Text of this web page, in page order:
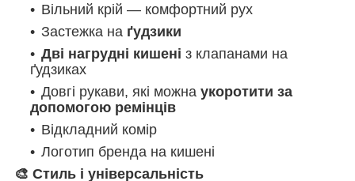
Вільний крій — комфортний рух
Застежка на ґудзики
Дві нагрудні кишені з клапанами на
ґудзиках
Довгі рукави, які можна укоротити за
допомогою ремінців
Відкладний комір
Логотип бренда на кишені
🎨 Стиль і універсальність